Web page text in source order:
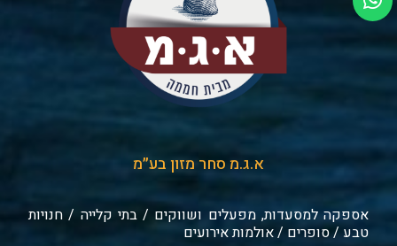
א.ג.מ סחר מזון בע״מ
אספקה למסעדות, מפעלים ושווקים / בתי קלייה / חנויות
טבע / סופרים / אולמות אירועים